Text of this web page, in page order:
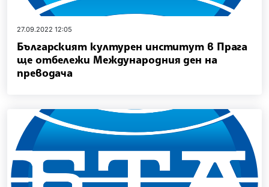
27.09.2022 12:05
Българският културен институт в Прага
ще отбележи Международния ден на
преводача